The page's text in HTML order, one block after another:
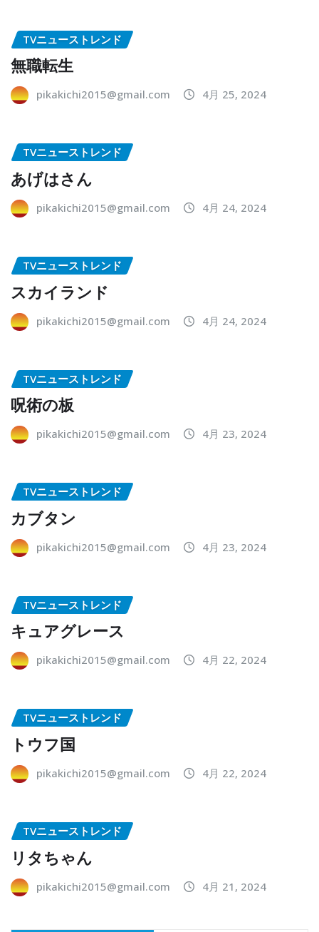
TVニューストレンド
無職転生
pikakichi2015@gmail.com 4月 25, 2024
TVニューストレンド
あげはさん
pikakichi2015@gmail.com 4月 24, 2024
TVニューストレンド
スカイランド
pikakichi2015@gmail.com 4月 24, 2024
TVニューストレンド
呪術の板
pikakichi2015@gmail.com 4月 23, 2024
TVニューストレンド
カブタン
pikakichi2015@gmail.com 4月 23, 2024
TVニューストレンド
キュアグレース
pikakichi2015@gmail.com 4月 22, 2024
TVニューストレンド
トウフ国
pikakichi2015@gmail.com 4月 22, 2024
TVニューストレンド
リタちゃん
pikakichi2015@gmail.com 4月 21, 2024